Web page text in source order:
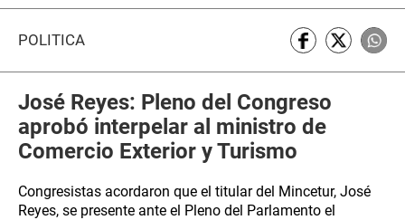
POLÍTICA
José Reyes: Pleno del Congreso
aprobó interpelar al ministro de
Comercio Exterior y Turismo
Congresistas acordaron que el titular del Mincetur, José
Reyes, se presente ante el Pleno del Parlamento el